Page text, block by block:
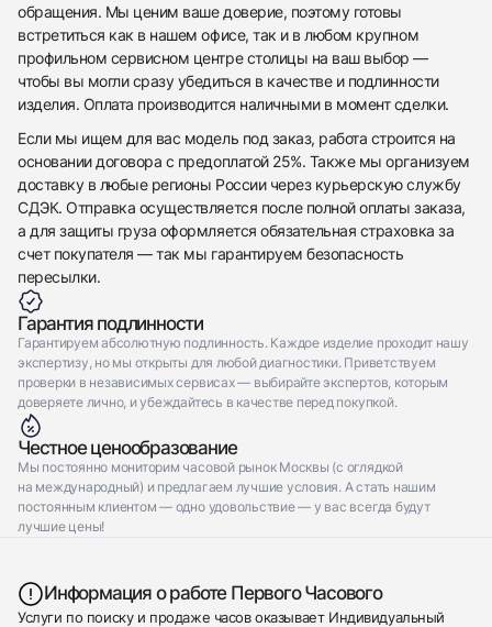
обращения. Мы ценим ваше доверие, поэтому готовы
встретиться как в нашем офисе, так и в любом крупном
профильном сервисном центре столицы на ваш выбор —
чтобы вы могли сразу убедиться в качестве и подлинности
изделия. Оплата производится наличными в момент сделки.
Если мы ищем для вас модель под заказ, работа строится на
основании договора с предоплатой 25%. Также мы организуем
доставку в любые регионы России через курьерскую службу
СДЭК. Отправка осуществляется после полной оплаты заказа,
а для защиты груза оформляется обязательная страховка за
счет покупателя — так мы гарантируем безопасность
пересылки.
Гарантия подлинности
Гарантируем абсолютную подлинность. Каждое изделие проходит нашу
экспертизу, но мы открыты для любой диагностики. Приветствуем
проверки в независимых сервисах — выбирайте экспертов, которым
доверяете лично, и убеждайтесь в качестве перед покупкой.
Честное ценообразование
Мы постоянно мониторим часовой рынок Москвы (с оглядкой
на международный) и предлагаем лучшие условия. А стать нашим
постоянным клиентом — одно удовольствие — у вас всегда будут
лучшие цены!
Информация о работе Первого Часового
Услуги по поиску и продаже часов оказывает Индивидуальный
Отправить заявку